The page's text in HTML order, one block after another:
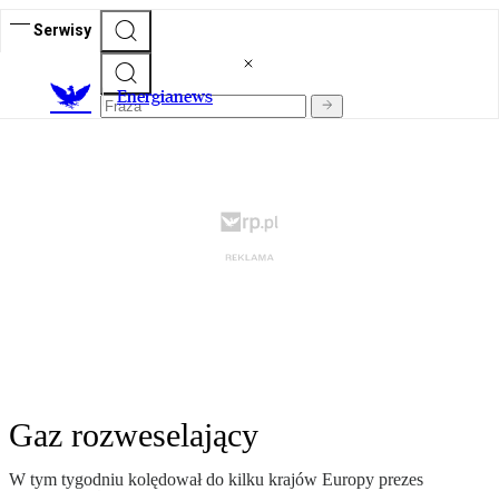
Serwisy
Energianews
Gaz rozweselający
W tym tygodniu kolędował do kilku krajów Europy prezes